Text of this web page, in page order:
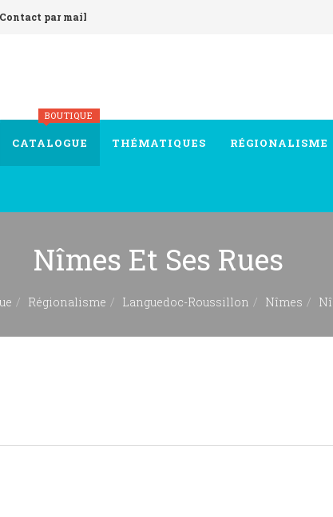
Contact par mail
CATALOGUE
BOUTIQUE
THÉMATIQUES RÉGIONALISME
Nîmes Et Ses Rues
Régionalisme Languedoc-Roussillon Nîmes